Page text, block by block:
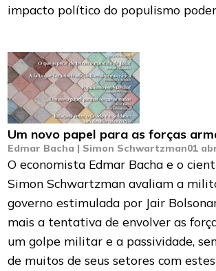
impacto político do populismo
Um novo papel para as forças
Edmar Bacha | Simon Schwartzman01
O economista Edmar Bacha e o
Simon Schwartzman avaliam a
governo estimulada por Jair
mais a tentativa de envolver as
um golpe militar e a passividade,
de muitos de seus setores com